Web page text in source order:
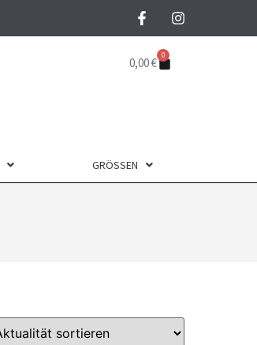
0,00€ 0
GRÖSSEN